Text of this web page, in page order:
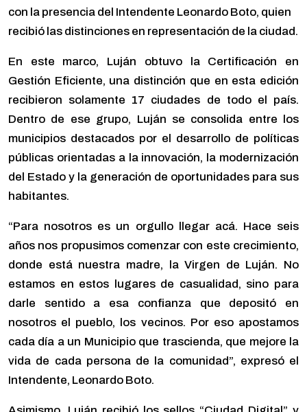
con la presencia del Intendente Leonardo Boto, quien
recibió las distinciones en representación de la ciudad.
En este marco, Luján obtuvo la Certificación en
Gestión Eficiente, una distinción que en esta edición
recibieron solamente 17 ciudades de todo el país.
Dentro de ese grupo, Luján se consolida entre los
municipios destacados por el desarrollo de políticas
públicas orientadas a la innovación, la modernización
del Estado y la generación de oportunidades para sus
habitantes.
“Para nosotros es un orgullo llegar acá. Hace seis
años nos propusimos comenzar con este crecimiento,
donde está nuestra madre, la Virgen de Luján. No
estamos en estos lugares de casualidad, sino para
darle sentido a esa confianza que depositó en
nosotros el pueblo, los vecinos. Por eso apostamos
cada día a un Municipio que trascienda, que mejore la
vida de cada persona de la comunidad”, expresó el
Intendente, Leonardo Boto.